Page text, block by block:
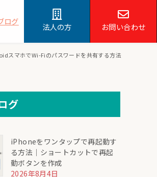
ログ
法人の方 お問い合わせ
スマホでWi-Fiのパスワードを共有する方法
グ
iPhoneをワンタップで再起動す
る方法｜ショートカットで再起
動ボタンを作成
2026年8月4日